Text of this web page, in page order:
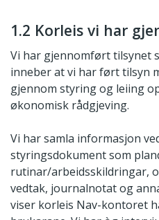
1.2 Korleis vi har
Vi har gjennomført tilsynet
inneber at vi har ført tilsyn
gjennom styring og leiing
økonomisk rådgjeving.
Vi har samla informasjon
styringsdokument som
rutinar/arbeidsskildringar,
vedtak, journalnotat og
viser korleis Nav-kontoret